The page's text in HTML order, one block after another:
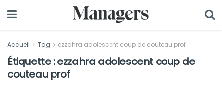
Accueil Tag ezzahra adolescent coup de couteau prof
Étiquette :ezzahra adolescent coup de
couteau prof